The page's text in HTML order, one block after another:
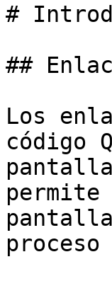
#
##
Los
código
permite